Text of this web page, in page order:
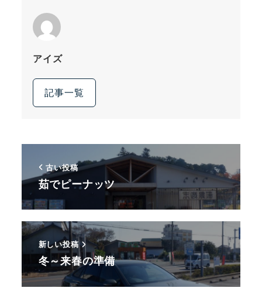
アイズ
記事一覧
古い投稿
茹でピーナッツ
新しい投稿
冬～来春の準備